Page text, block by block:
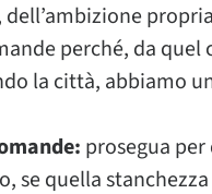
perché, da quel
la città, abbiamo
prosegua
se quella